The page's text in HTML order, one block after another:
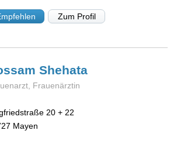
Zum Profil
Shehata
Frauenärztin
20 + 22
Mayen